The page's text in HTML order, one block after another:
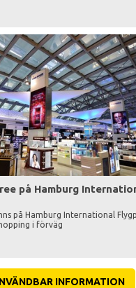
på Hamburg
på Hamburg International
i förväg
INFORMATION